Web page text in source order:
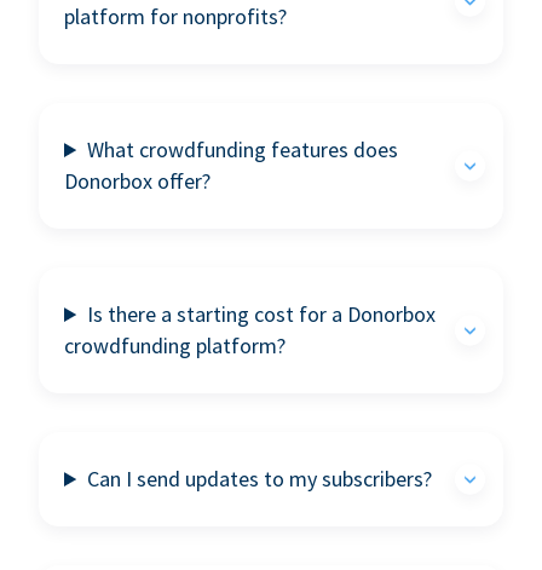
platform for nonprofits?
What crowdfunding features does
Donorbox offer?
Is there a starting cost for a Donorbox
crowdfunding platform?
Can I send updates to my subscribers?